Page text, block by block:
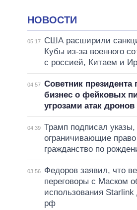
НОВОСТИ
05:17
США расширили
Кубы из-за военного
с россией, Китаем и
04:57 Советник президента
бизнес о фейковых
угрозами атак дронов
04:39 Трамп подписал указы,
ограничивающие
гражданство по
03:56
Федоров заявил, что
переговоры с Маском
использования Starlink
рф